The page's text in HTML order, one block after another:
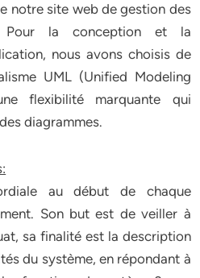
notre site web de gestion des
Pour la conception et la
nous avons choisis de
UML (Unified Modeling
flexibilité marquante qui
diagrammes.
au début de chaque
Son but est de veiller à
sa finalité est la description
du système, en répondant à